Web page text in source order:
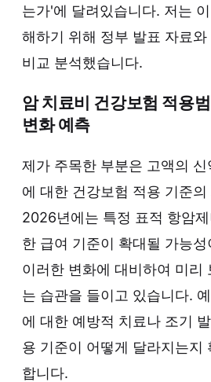
는가'에 달려있습니다. 저는
해하기 위해 정부 발표 자료
비교 분석했습니다.
암 치료비 건강보험 적용
변화 예측
제가 주목한 부분은 고액의 신
에 대한 건강보험 적용 기준
2026년에는 특정 표적 항암
한 급여 기준이 확대될 가능
이러한 변화에 대비하여 미리
는 습관을 들이고 있습니다.
에 대한 예방적 치료나 조기
용 기준이 어떻게 달라지는지
합니다.